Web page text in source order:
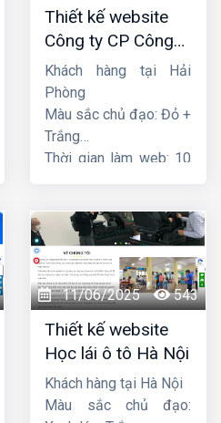
Thiết kế website
Công ty CP Công
nghệ PCCC Bắc Hà
Khách hàng tại Hải
Phòng
Màu sắc chủ đạo: Đỏ +
Trắng
Thời gian làm web: 10
11/06/2025 543
Thiết kế website
Học lái ô tô Hà Nội
Khách hàng tại Hà Nội
Màu sắc chủ đạo: